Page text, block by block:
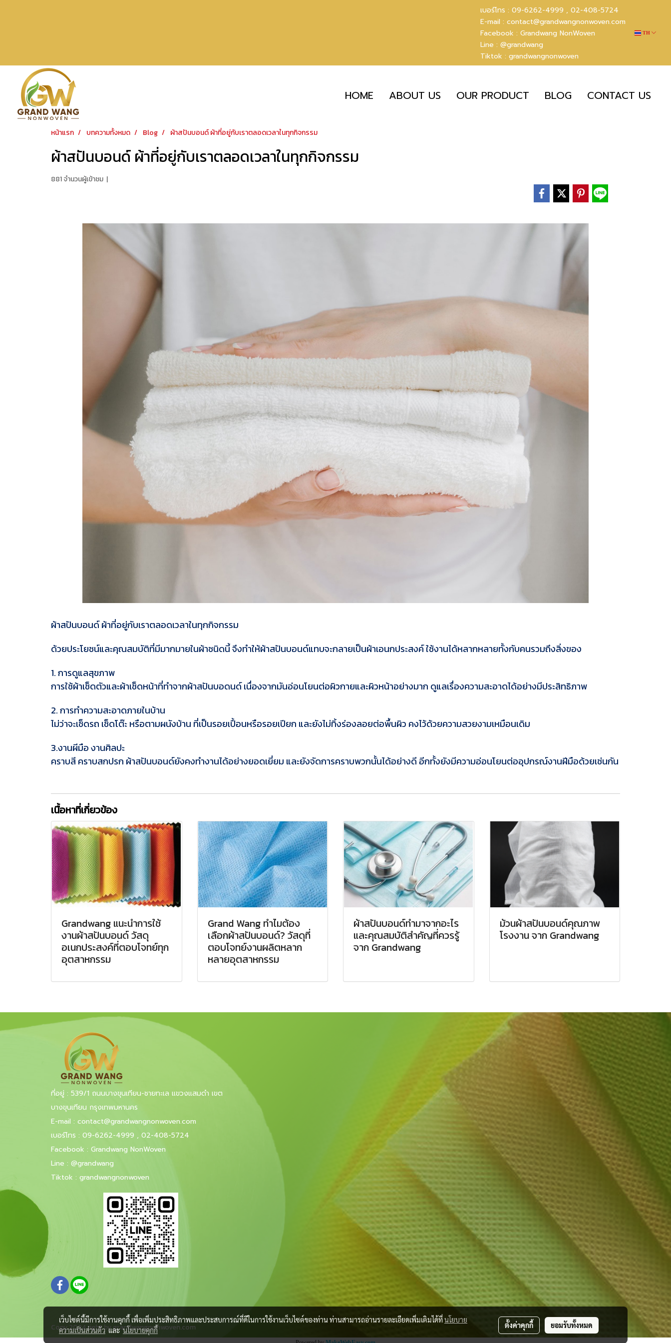
เบอร์โทร : 09-6262-4999 , 02-408-5724
E-mail : contact@grandwangnonwoven.com
Facebook : Grandwang NonWoven
Line : @grandwang
Tiktok : grandwangnonwoven
TH
HOME ABOUT US OUR PRODUCT BLOG CONTACT US
หน้าแรก บทความทั้งหมด Blog ผ้าสปันบอนด์ ผ้าที่อยู่กับเราตลอดเวลาในทุกกิจกรรม
ผ้าสปันบอนด์ ผ้าที่อยู่กับเราตลอดเวลาในทุกกิจกรรม
881 จำนวนผู้เข้าชม |
ผ้าสปันบอนด์ ผ้าที่อยู่กับเราตลอดเวลาในทุกกิจกรรม
ด้วยประโยชน์และคุณสมบัติที่มีมากมายในผ้าชนิดนี้ จึงทำให้ผ้าสปันบอนด์แทบจะกลายเป็นผ้าเอนกประสงค์ ใช้งานได้หลากหลายทั้งกับคนรวมถึงสิ่งของ
1. การดูแลสุขภาพ
การใช้ผ้าเช็ดตัวและผ้าเช็ดหน้าที่ทำจากผ้าสปันบอดนด์ เนื่องจากมันอ่อนโยนต่อผิวกายและผิวหน้าอย่างมาก ดูแลเรื่องความสะอาดได้อย่างมีประสิทธิภาพ
2. การทำความสะอาดภายในบ้าน
ไม่ว่าจะเช็ดรถ เช็ดโต๊ะ หรือตามผนังบ้าน ที่เป็นรอยเปื้อนหรือรอยเปียก และยังไม่ทิ้งร่องลอยต่อพื้นผิว คงไว้ด้วยความสวยงามเหมือนเดิม
3.งานผีมือ งานศิลปะ
คราบสี คราบสกปรก ผ้าสปันบอนด์ยังคงทำงานได้อย่างยอดเยี่ยม และยังจัดการคราบพวกนั้นได้อย่างดี อีกทั้งยังมีความอ่อนโยนต่ออุปกรณ์งานฝีมือด้วยเช่นกัน
เนื้อหาที่เกี่ยวข้อง
Grandwang แนะนำการใช้
งานผ้าสปันบอนด์ วัสดุ
อเนกประสงค์ที่ตอบโจทย์ทุก
อุตสาหกรรม
Grand Wang ทำไมต้อง
เลือกผ้าสปันบอนด์? วัสดุที่
ตอบโจทย์งานผลิตหลาก
หลายอุตสาหกรรม
ผ้าสปันบอนด์ทำมาจากอะไร
และคุณสมบัติสำคัญที่ควรรู้
จาก Grandwang
ม้วนผ้าสปันบอนด์คุณภาพ
โรงงาน จาก Grandwang
ที่อยู่ : 539/1 ถนนบางขุนเทียน-ชายทะเล แขวงแสมดำ เขต
บางขุนเทียน กรุงเทพมหานคร
E-mail : contact@grandwangnonwoven.com
เบอร์โทร : 09-6262-4999 , 02-408-5724
Facebook : Grandwang NonWoven
Line : @grandwang
Tiktok : grandwangnonwoven
Copy 2024 right bygrandwangnonwoven.com
เว็บไซต์นี้มีการใช้งานคุกกี้ เพื่อเพิ่มประสิทธิภาพและประสบการณ์ที่ดีในการใช้งานเว็บไซต์ของท่าน ท่านสามารถอ่านรายละเอียดเพิ่มเติมได้ที่นโยบาย
ความเป็นส่วนตัวและนโยบายคุกกี้
ตั้งค่าคุกกี้ ยอมรับทั้งหมด